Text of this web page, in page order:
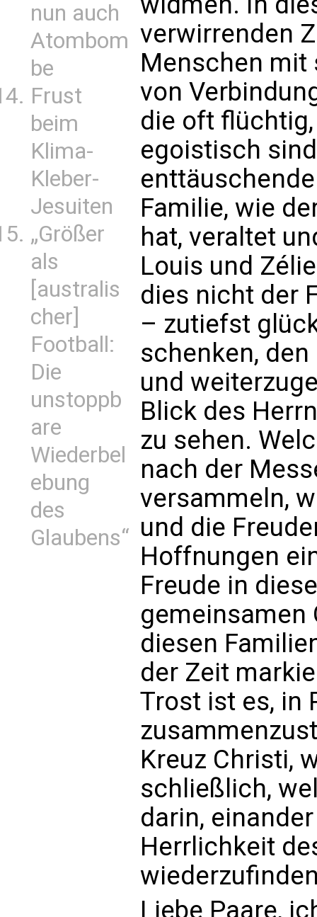
nun auch
Atombom
be
Frust
beim
Klima-
Kleber-
Jesuiten
„Größer
als
[australis
cher]
Football:
Die
unstoppb
are
Wiederbel
ebung
des
Glaubens“
verwirrenden
Menschen mit
von
die oft
egoistisch
Familie, wie
hat, veraltet
Louis und
dies nicht der
– zutiefst
schenken,
und
Blick des
zu sehen.
nach der
versammeln,
und die
Hoffnungen
Freude in
gemeinsamen
diesen
der Zeit
Trost ist es, in
Kreuz Christi,
schließlich,
darin,
Herrlichkeit
Liebe Paare,